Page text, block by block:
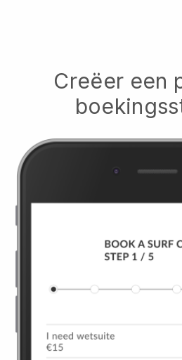
Creëer een